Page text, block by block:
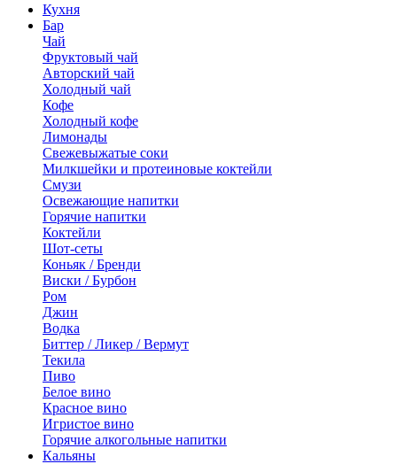
Кухня
Бар
Чай
Фруктовый чай
Авторский чай
Холодный чай
Кофе
Холодный кофе
Лимонады
Свежевыжатые соки
Милкшейки и протеиновые коктейли
Смузи
Освежающие напитки
Горячие напитки
Коктейли
Шот-сеты
Коньяк / Бренди
Виски / Бурбон
Ром
Джин
Водка
Биттер / Ликер / Вермут
Текила
Пиво
Белое вино
Красное вино
Игристое вино
Горячие алкогольные напитки
Кальяны